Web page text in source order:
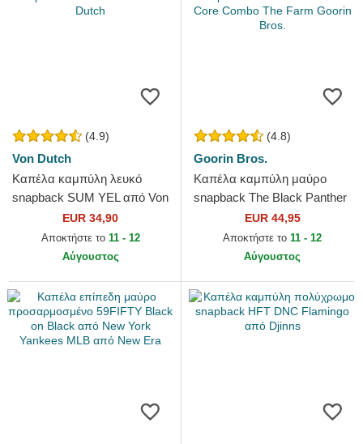
(4.9)
Von Dutch
Καπέλα καμπύλη λευκό
snapback SUM YEL από Von
EUR 34,90
Αποκτήστε το 11 - 12
Αύγουστος
(4.8)
Goorin Bros.
Καπέλα καμπύλη μαύρο
snapback The Black Panther
Core Combo The Farm
Goorin Bros.
EUR 44,95
Αποκτήστε το 11 - 12
Αύγουστος